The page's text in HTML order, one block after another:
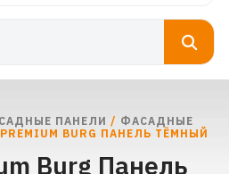
ПАНЕЛИ / ФАСАДНЫЕ
PREMIUM BURG ПАНЕЛЬ ТЁМНЫЙ
Burg Панель